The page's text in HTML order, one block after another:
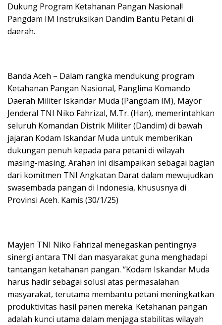
Dukung Program Ketahanan Pangan Nasional!
Pangdam IM Instruksikan Dandim Bantu Petani di
daerah.
Banda Aceh – Dalam rangka mendukung program
Ketahanan Pangan Nasional, Panglima Komando
Daerah Militer Iskandar Muda (Pangdam IM), Mayor
Jenderal TNI Niko Fahrizal, M.Tr. (Han), memerintahkan
seluruh Komandan Distrik Militer (Dandim) di bawah
jajaran Kodam Iskandar Muda untuk memberikan
dukungan penuh kepada para petani di wilayah
masing-masing. Arahan ini disampaikan sebagai bagian
dari komitmen TNI Angkatan Darat dalam mewujudkan
swasembada pangan di Indonesia, khususnya di
Provinsi Aceh. Kamis (30/1/25)
Mayjen TNI Niko Fahrizal menegaskan pentingnya
sinergi antara TNI dan masyarakat guna menghadapi
tantangan ketahanan pangan. “Kodam Iskandar Muda
harus hadir sebagai solusi atas permasalahan
masyarakat, terutama membantu petani meningkatkan
produktivitas hasil panen mereka. Ketahanan pangan
adalah kunci utama dalam menjaga stabilitas wilayah